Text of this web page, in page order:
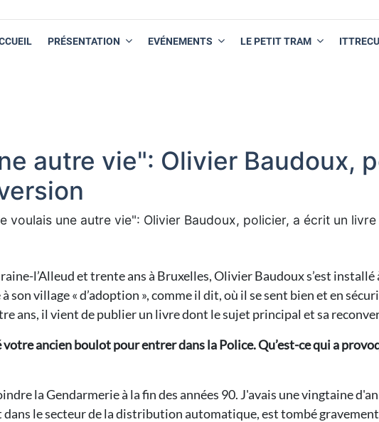
PRÉSENTATION EVÉNEMENTS LE PETIT TRAM
autre vie": Olivier Baudoux,
voulais une autre vie": Olivier Baudoux, policier, a écrit un
l’Alleud et trente ans à Bruxelles, Olivier Baudoux s’est
son village « d’adoption », comme il dit, où il se sent bien et en
ans, il vient de publier un livre dont le sujet principal et sa
votre ancien boulot pour entrer dans la Police. Qu’est-ce qui a
la Gendarmerie à la fin des années 90. J'avais une vingtaine
le secteur de la distribution automatique, est tombé